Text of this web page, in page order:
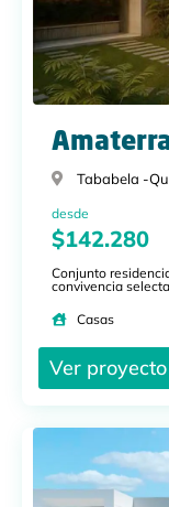
Tababela -
desde
$142.280
Conjunto
convivencia
Casas
Ver proyecto